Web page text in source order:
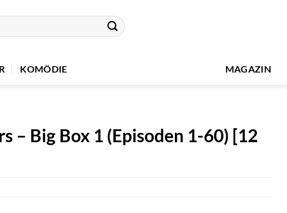
KOMÖDIE MAGAZIN
– Big Box 1 (Episoden 1-60) [12